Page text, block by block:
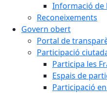
Informació de
Reconeixements
Govern obert
Portal de
Participació
Participa les
Espais de
Participació